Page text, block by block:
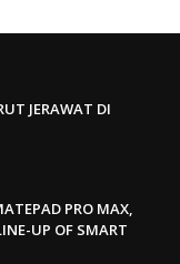
JERAWAT DI
PRO MAX,
UP OF SMART